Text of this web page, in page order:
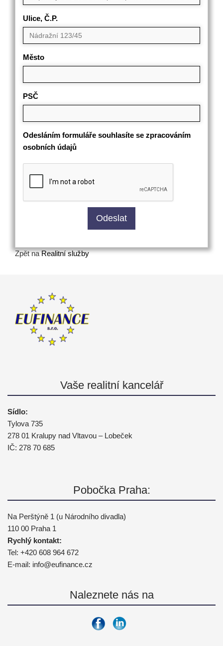
Ulice, Č.P.
Město
PSČ
Odesláním formuláře souhlasíte se zpracováním
osobních údajů
Zpět naRealitní služby
Vaše realitní kancelář
Sídlo:
Tylova 735
278 01 Kralupy nad Vltavou – Lobeček
IČ: 278 70 685
Pobočka Praha:
Na Perštýně 1 (u Národního divadla)
110 00 Praha 1
Rychlý kontakt:
Tel: +420 608 964 672
E-mail: info@eufinance.cz
Naleznete nás na